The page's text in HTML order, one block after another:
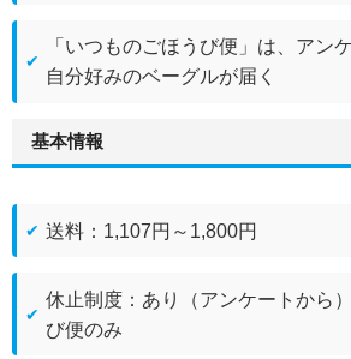
「いつものごほうび便」は、アン
自分好みのベーグルが届く
基本情報
送料：1,107円～1,800円
休止制度：あり（アンケートから
び便のみ